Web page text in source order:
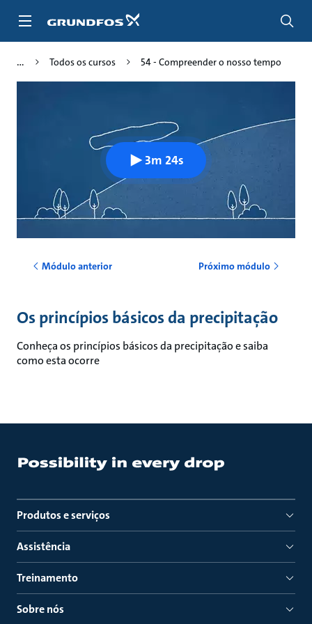
para
Todos os cursos 54 - Compreender o nosso tempo
3m 24s
Módulo anterior Próximo módulo
Os princípios básicos da precipitação
Conheça os princípios básicos da precipitação e saiba
como esta ocorre
Produtos e serviços
Assistência
Treinamento
Sobre nós